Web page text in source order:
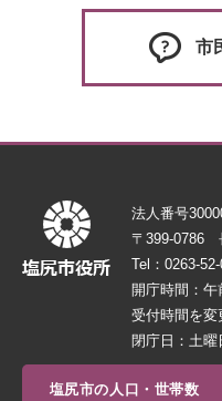
市
法人番号
〒399-0786
Tel：0263-52-
開庁時間：午
受付時間を変
閉庁日：土曜
塩尻市の人口・世帯数